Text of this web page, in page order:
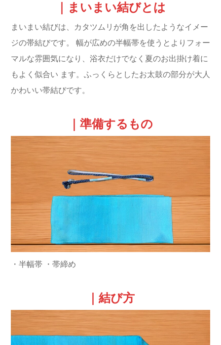
｜まいまい結びとは
まいまい結びは、カタツムリが角を出したようなイメー
ジの帯結びです。
幅が広めの半幅帯を使うとよりフォー
マルな雰囲気になり、浴衣だけでなく夏のお出掛け着に
もよく似合い ます。ふっくらとしたお太鼓の部分が大人
かわいい帯結びです。
｜準備するもの
・半幅帯 ・帯締め
｜結び方